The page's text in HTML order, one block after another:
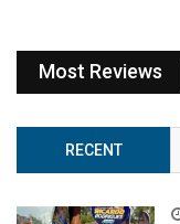
Most Reviews
RECENT